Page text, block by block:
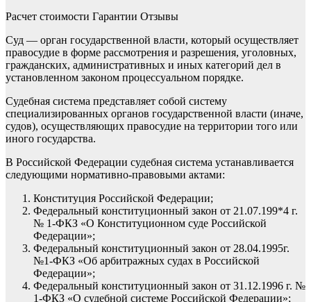
Расчет стоимости Гарантии Отзывы
Суд — орган государственной власти, который осуществляет
правосудие в форме рассмотрения и разрешения, уголовных,
гражданских, административных и иных категорий дел в
установленном законом процессуальном порядке.
Судебная система представляет собой систему
специализированных органов государственной власти (иначе,
судов), осуществляющих правосудие на территории того или
иного государства.
В Российской Федерации судебная система устанавливается
следующими нормативно-правовыми актами:
Конституция Российской Федерации;
Федеральный конституционный закон от 21.07.199*4 г.
№ 1-ФКЗ «О Конституционном суде Российской
Федерации»;
Федеральный конституционный закон от 28.04.1995г.
№1-ФКЗ «Об арбитражных судах в Российской
Федерации»;
Федеральный конституционный закон от 31.12.1996 г. №
1-ФКЗ «О судебной системе Российской Федерации»;